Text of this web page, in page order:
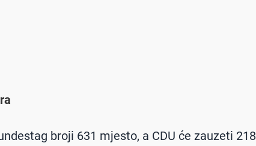
broji 631 mjesto, a CDU će zauzeti 218